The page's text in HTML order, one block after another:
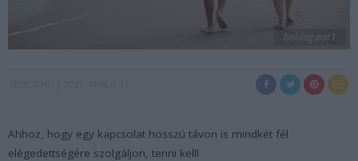
boldog par1
Ahhoz, hogy egy kapcsolat hosszú távon is mindkét fél
elégedettségére szolgáljon, tenni kell!